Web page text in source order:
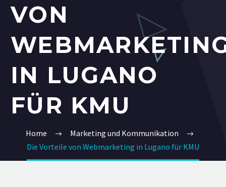
VON
IN LUGANO
FÜR KMU
Home
Marketing und Kommunikation
Die Vorteile von Webmarketing in Lugano für KMU